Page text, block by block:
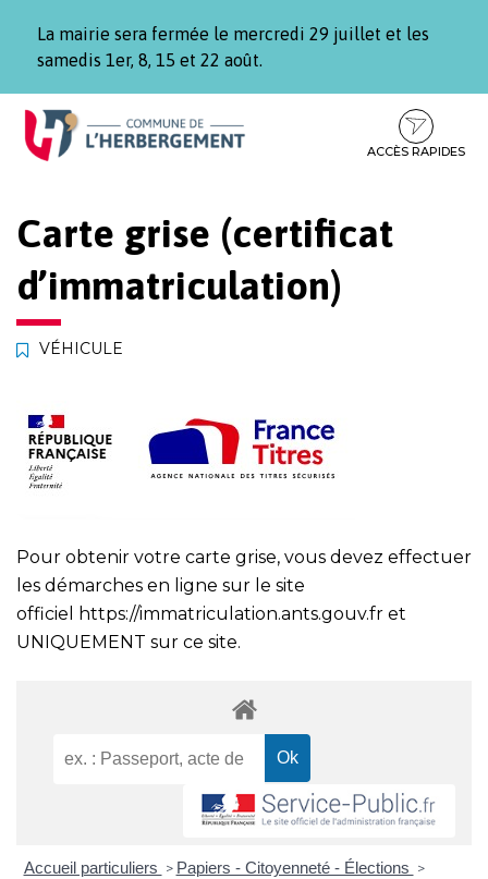
La mairie sera fermée le mercredi 29 juillet et les
samedis 1er, 8, 15 et 22 août.
Aller
Aller
contenu
Aller
pied
ACCÈS RAPIDES
Carte grise (certificat
d’immatriculation)
VÉHICULE
Pour obtenir votre carte grise, vous devez effectuer
les démarches en ligne sur le site
officiel
https://immatriculation.ants.gouv.fr et
UNIQUEMENT sur ce site.
Accueil particuliers > Papiers - Citoyenneté - Élections >